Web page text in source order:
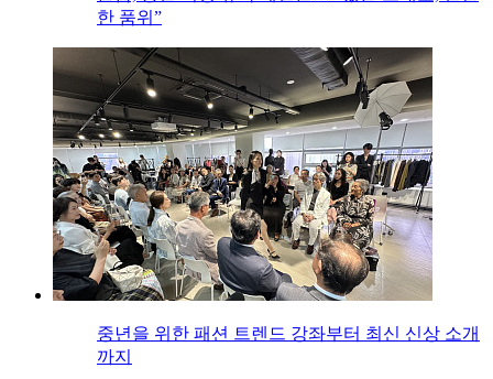
한 품위”
중년을 위한 패션 트렌드 강좌부터 최신 신상 소개
까지